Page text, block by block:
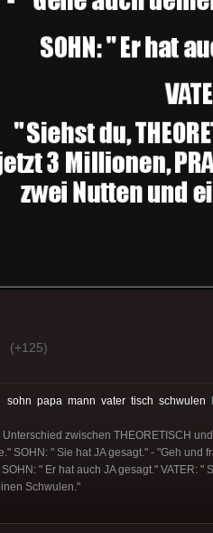
(+125)
sohn papa mann vater tisch schwulen
Unterschied zwischen THEORETISCH
SOHN: " Sie hat JA gesagt." - "Geh und
" Er hat auch JA gesagt." VATER:
Schwulen."